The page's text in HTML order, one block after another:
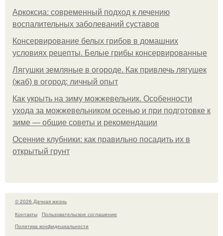
Аркоксиа: современный подход к лечению
воспалительных заболеваний суставов
Консервирование белых грибов в домашних
условиях рецепты. Белые грибы консервированные
Лягушки земляные в огороде. Как привлечь лягушек
(жаб) в огород: личный опыт
Как укрыть на зиму можжевельник. Особенности
ухода за можжевельником осенью и при подготовке к
зиме — общие советы и рекомендации
Осенние клубники: как правильно посадить их в
открытый грунт
© 2026 Дачная жизнь
Контакты
Пользовательское соглашение
Политика конфидециальности